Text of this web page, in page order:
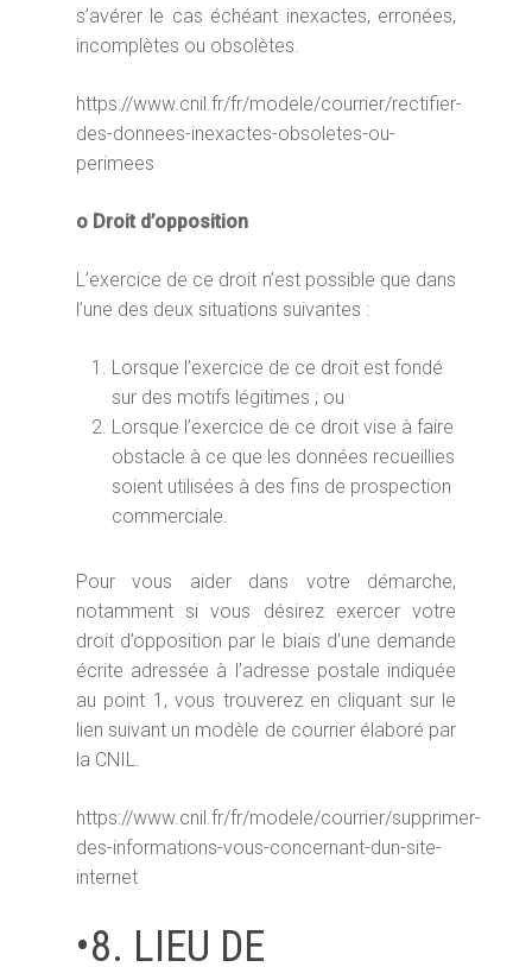
s’avérer le cas échéant inexactes, erronées,
incomplètes ou obsolètes.
https://www.cnil.fr/fr/modele/courrier/rectifier-
des-donnees-inexactes-obsoletes-ou-
perimees
o Droit d’opposition
L’exercice de ce droit n’est possible que dans
l’une des deux situations suivantes :
Lorsque l’exercice de ce droit est fondé
sur des motifs légitimes ; ou
Lorsque l’exercice de ce droit vise à faire
obstacle à ce que les données recueillies
soient utilisées à des fins de prospection
commerciale.
Pour vous aider dans votre démarche,
notamment si vous désirez exercer votre
droit d’opposition par le biais d’une demande
écrite adressée à l’adresse postale indiquée
au point 1, vous trouverez en cliquant sur le
lien suivant un modèle de courrier élaboré par
la CNIL.
https://www.cnil.fr/fr/modele/courrier/supprimer-
des-informations-vous-concernant-dun-site-
internet
•8. LIEU DE
M. Flagothier -
Diplômée Titre RNCP |
rendez-vous
Accueil
Champs d’application
Domaines
d’intervention